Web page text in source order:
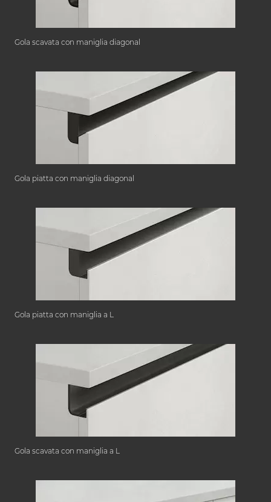
Gola scavata con maniglia diagonal
Gola piatta con maniglia diagonal
Gola piatta con maniglia a L
Gola scavata con maniglia a L